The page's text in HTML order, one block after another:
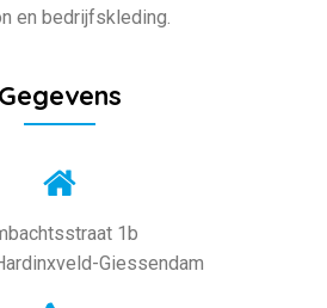
en bedrijfskleding.
Gegevens
1b
Giessendam